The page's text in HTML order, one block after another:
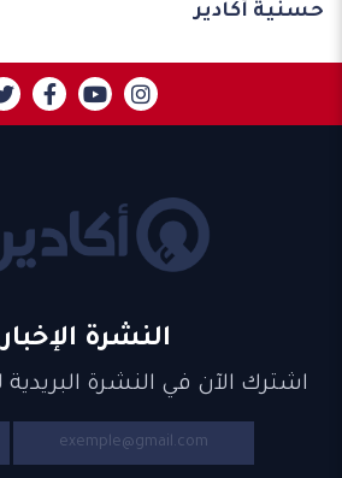
حسنية أكادير
النشرة
اشترك الآن في النشرة البريدية